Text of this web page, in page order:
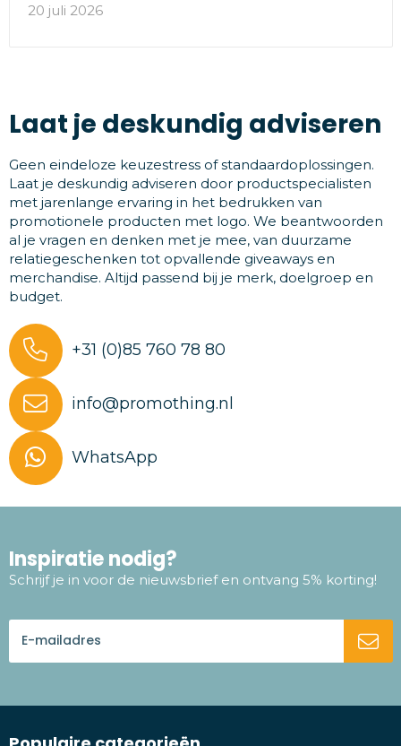
20 juli 2026
Laat je deskundig adviseren
Geen eindeloze keuzestress of standaardoplossingen.
Laat je deskundig adviseren door productspecialisten
met jarenlange ervaring in het bedrukken van
promotionele producten met logo. We beantwoorden
al je vragen en denken met je mee, van duurzame
relatiegeschenken tot opvallende giveaways en
merchandise. Altijd passend bij je merk, doelgroep en
budget.
+31 (0)85 760 78 80
info@promothing.nl
WhatsApp
Inspiratie nodig?
Schrijf je in voor de nieuwsbrief en ontvang 5% korting!